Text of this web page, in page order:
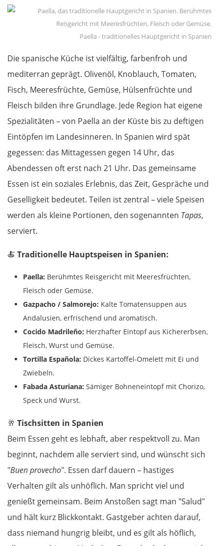
Paella - traditionelles Hauptgericht in Spanien
Die spanische Küche ist vielfältig, farbenfroh und
mediterran geprägt. Olivenöl, Knoblauch, Tomaten,
Fisch, Meeresfrüchte, Gemüse, Hülsenfrüchte und
Fleisch bilden ihre Grundlage. Jede Region hat eigene
Spezialitäten – von Paella an der Küste bis zu deftigen
Eintöpfen im Landesinneren. In Spanien wird spät
gegessen: das Mittagessen gegen 14 Uhr, das
Abendessen oft erst nach 21 Uhr. Das gemeinsame
Essen ist ein soziales Erlebnis, das Zeit, Gespräche und
Geselligkeit bedeutet. Teilen ist zentral – viele Speisen
werden als kleine Portionen, den sogenannten Tapas,
serviert.
🍝 Traditionelle Hauptspeisen in Spanien:
Paella: Berühmtes Reisgericht mit Meeresfrüchten,
Fleisch oder Gemüse.
Gazpacho / Salmorejo: Kalte Tomatensuppen aus
Andalusien, erfrischend und aromatisch.
Cocido Madrileño: Herzhafter Eintopf aus Kichererbsen,
Fleisch, Wurst und Gemüse.
Tortilla Española: Dickes Kartoffel-Omelett mit Ei und
Zwiebeln.
Fabada Asturiana: Sämiger Bohneneintopf mit Chorizo,
Speck und Wurst.
🥂 Tischsitten in Spanien
Beim Essen geht es lebhaft, aber respektvoll zu. Man
beginnt, nachdem alle serviert sind, und wünscht sich
"Buen provecho". Essen darf dauern – hastiges
Verhalten gilt als unhöflich. Man spricht viel und
genießt gemeinsam. Beim Anstoßen sagt man "Salud"
und hält kurz Blickkontakt. Gastgeber achten darauf,
dass niemand hungrig bleibt, und es gilt als höflich,
Chalkida
Athen
Korinth
Mesolongi
Arta
Edessa
Giannitsa
Petritsch
Blagoewgrad
Sofia
Montana
Widin
Rumänien West
Craiova